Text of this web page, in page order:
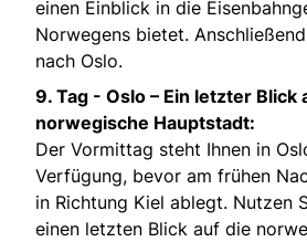
einen Einblick in die
Norwegens bietet.
nach Oslo.
9. Tag - Oslo – Ein letzter Blick
norwegische Hauptstadt:
Der Vormittag steht Ihnen in
Verfügung, bevor am frühen
in Richtung Kiel ablegt. Nutzen
einen letzten Blick auf die